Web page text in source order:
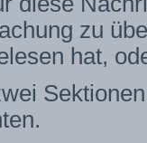
zu
hat,